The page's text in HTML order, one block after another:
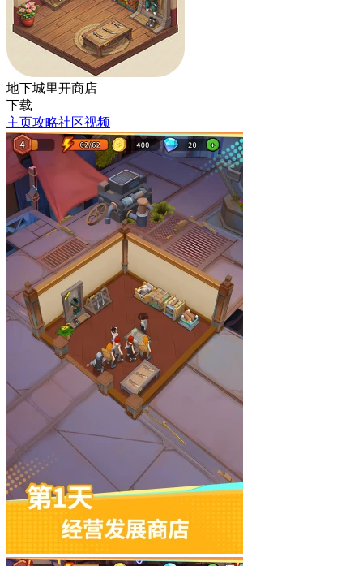
地下城里开商店
下载
主页攻略社区视频